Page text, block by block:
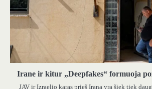
Irane ir kitur „Deepfakes“ formuoja
JAV ir Izraelio karas prieš Iraną yra šiek tiek